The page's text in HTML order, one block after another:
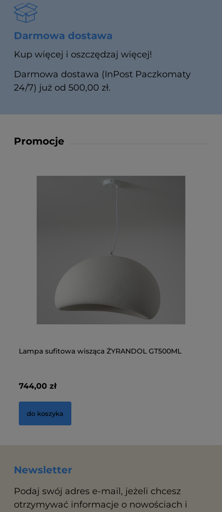
Darmowa dostawa
Kup więcej i oszczędzaj więcej!
Darmowa dostawa (InPost Paczkomaty
24/7) już od 500,00 zł.
Promocje
Lampa sufitowa wisząca ŻYRANDOL GT500ML
744,00 zł
do koszyka
Newsletter
Podaj swój adres e-mail, jeżeli chcesz
otrzymywać informacje o nowościach i